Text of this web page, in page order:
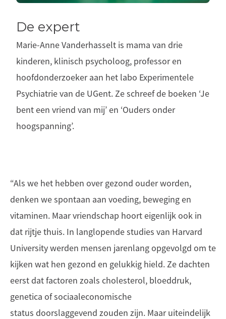
De expert
Marie-Anne Vanderhasselt is mama van drie
kinderen, klinisch psycholoog, professor en
hoofdonderzoeker aan het labo Experimentele
Psychiatrie van de UGent. Ze schreef de boeken ‘Je
bent een vriend van mij’ en ‘Ouders onder
hoogspanning’.
“Als we het hebben over gezond ouder worden,
denken we spontaan aan voeding, beweging en
vitaminen. Maar vriendschap hoort eigenlijk ook in
dat rijtje thuis. In langlopende studies van Harvard
University werden mensen jarenlang opgevolgd om te
kijken wat hen gezond en gelukkig hield. Ze dachten
eerst dat factoren zoals cholesterol, bloeddruk,
genetica of sociaaleconomische
status doorslaggevend zouden zijn. Maar uiteindelijk